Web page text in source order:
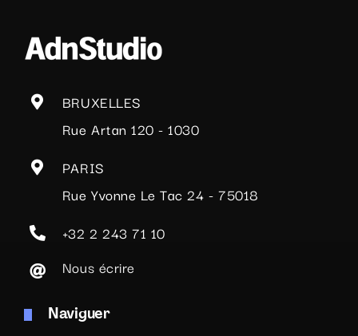
BRUXELLES
Rue Artan 120 - 1030
PARIS
Rue Yvonne Le Tac 24 - 75018
+32 2 243 71 10
Nous écrire
Naviguer